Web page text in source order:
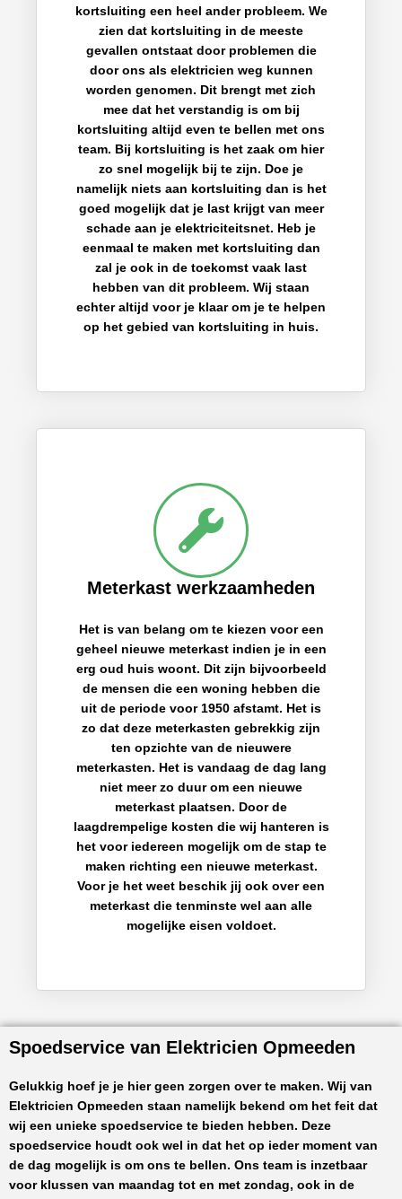
kortsluiting een heel ander probleem. We
zien dat kortsluiting in de meeste
gevallen ontstaat door problemen die
door ons als elektricien weg kunnen
worden genomen. Dit brengt met zich
mee dat het verstandig is om bij
kortsluiting altijd even te bellen met ons
team. Bij kortsluiting is het zaak om hier
zo snel mogelijk bij te zijn. Doe je
namelijk niets aan kortsluiting dan is het
goed mogelijk dat je last krijgt van meer
schade aan je elektriciteitsnet. Heb je
eenmaal te maken met kortsluiting dan
zal je ook in de toekomst vaak last
hebben van dit probleem. Wij staan
echter altijd voor je klaar om je te helpen
op het gebied van kortsluiting in huis.
Meterkast werkzaamheden
Het is van belang om te kiezen voor een
geheel nieuwe meterkast indien je in een
erg oud huis woont. Dit zijn bijvoorbeeld
de mensen die een woning hebben die
uit de periode voor 1950 afstamt. Het is
zo dat deze meterkasten gebrekkig zijn
ten opzichte van de nieuwere
meterkasten. Het is vandaag de dag lang
niet meer zo duur om een nieuwe
meterkast plaatsen. Door de
laagdrempelige kosten die wij hanteren is
het voor iedereen mogelijk om de stap te
maken richting een nieuwe meterkast.
Voor je het weet beschik jij ook over een
meterkast die tenminste wel aan alle
mogelijke eisen voldoet.
Spoedservice van Elektricien Opmeeden
Gelukkig hoef je je hier geen zorgen over te maken. Wij van
Elektricien Opmeeden staan namelijk bekend om het feit dat
wij een unieke spoedservice te bieden hebben. Deze
spoedservice houdt ook wel in dat het op ieder moment van
de dag mogelijk is om ons te bellen. Ons team is inzetbaar
voor klussen van maandag tot en met zondag, ook in de